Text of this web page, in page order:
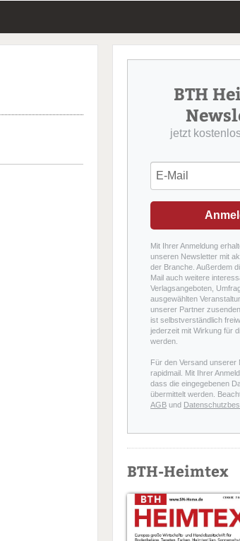
BTH
jetzt
Mit Ihrer Anmeldung
unseren Newsletter mit
der Branche. Außerdem
Mail auch weitere
Verlagsangeboten,
ausgewählten
unserer Partner
ist selbstverständlich
jederzeit mit Wirkung für
werden.
Für den Versand unserer
rapidmail. Mit Ihrer
dass die eingegebenen
übermittelt werden.
AGB und
BTH-Heimtex